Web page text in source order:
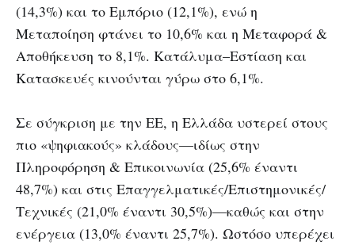
(14,3%) και το Εμπόριο (12,1%), ενώ η
Μεταποίηση φτάνει το 10,6% και η Μεταφορά &
Αποθήκευση το 8,1%. Κατάλυμα–Εστίαση και
Κατασκευές κινούνται γύρω στο 6,1%.
Σε σύγκριση με την ΕΕ, η Ελλάδα υστερεί στους
πιο «ψηφιακούς» κλάδους—ιδίως στην
Πληροφόρηση & Επικοινωνία (25,6% έναντι
48,7%) και στις Επαγγελματικές/Επιστημονικές/
Τεχνικές (21,0% έναντι 30,5%)—καθώς και στην
ενέργεια (13,0% έναντι 25,7%). Ωστόσο υπερέχει